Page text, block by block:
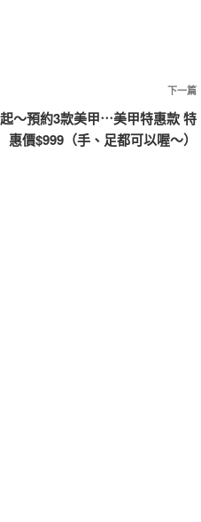
下
一
下一篇
～預約3款美甲⋯美甲特惠款 特
惠價$999（手、足都可以喔～）